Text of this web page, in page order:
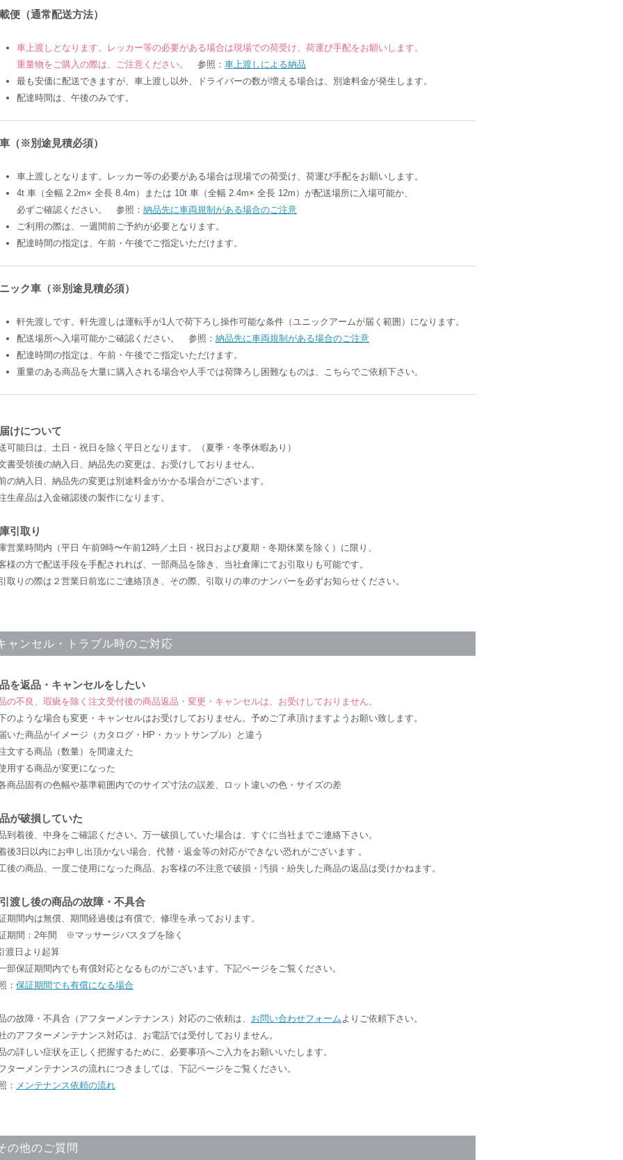
便（通常配送方法）
車上渡しとなります。レッカー等の必要がある場合は現場での荷受け、荷運び手配をお願いします。
重量物をご購入の際は、ご注意ください。
参照： 車上渡しによる納品
最も安価に配送できますが、車上渡し以外、ドライバーの数が増える場合は、別途料金が発生します。
配達時間は、午後のみです。
（※別途見積必須）
車上渡しとなります。レッカー等の必要がある場合は現場での荷受け、荷運び手配をお願いします。
4t 車（全幅 2.2m× 全長 8.4m）または 10t 車（全幅 2.4m× 全長 12m）が配送場所に入場可能か、
必ずご確認ください。 参照： 納品先に車両規制がある場合のご注意
ご利用の際は、一週間前ご予約が必要となります。
配達時間の指定は、午前・午後でご指定いただけます。
ック車（※別途見積必須）
軒先渡しです。軒先渡しは運転手が1人で荷下ろし操作可能な条件（ユニックアームが届く範囲）になります。
配送場所へ入場可能かご確認ください。 参照： 納品先に車両規制がある場合のご注意
配達時間の指定は、午前・午後でご指定いただけます。
重量のある商品を大量に購入される場合や人手では荷降ろし困難なものは、こちらでご依頼下さい。
けについて
可能日は、土日・祝日を除く平日となります。（夏季・冬季休暇あり）
書受領後の納入日、納品先の変更は、お受けしておりません。
の納入日、納品先の変更は別途料金がかかる場合がございます。
生産品は入金確認後の製作になります。
引取り
営業時間内（平日 午前9時〜午前12時／土日・祝日および夏期・冬期休業を除く）に限り、
様の方で配送手段を手配されれば、一部商品を除き、当社倉庫にてお引取りも可能です。
取りの際は２営業日前迄にご連絡頂き、その際、引取りの車のナンバーを必ずお知らせください。
ャンセル・トラブル時のご対応
を返品・キャンセルをしたい
の不良、瑕疵を除く注文受付後の商品返品・変更・キャンセルは、お受けしておりません。
のような場合も変更・キャンセルはお受けしておりません。予めご了承頂けますようお願い致します。
いた商品がイメージ（カタログ・HP・カットサンプル）と違う
文する商品（数量）を間違えた
用する商品が変更になった
商品固有の色幅や基準範囲内でのサイズ寸法の誤差、ロット違いの色・サイズの差
が破損していた
到着後、中身をご確認ください。万一破損していた場合は、すぐに当社までご連絡下さい。
後3日以内にお申し出頂かない場合、代替・返金等の対応ができない恐れがございます 。
後の商品、一度ご使用になった商品、お客様の不注意で破損・汚損・紛失した商品の返品は受けかねます。
渡し後の商品の故障・不具合
期間内は無償、期間経過後は有償で、修理を承っております。
期間：2年間 ※マッサージバスタブを除く
渡日より起算
部保証期間内でも有償対応となるものがございます。下記ページをご覧ください。
： 保証期間でも有償になる場合
の故障・不具合（アフターメンテナンス）対応のご依頼は、 お問い合わせフォームよりご依頼下さい。
のアフターメンテナンス対応は、お電話では受付しておりません。
の詳しい症状を正しく把握するために、必要事項へご入力をお願いいたします。
ターメンテナンスの流れにつきましては、下記ページをご覧ください。
： メンテナンス依頼の流れ
の他のご質問